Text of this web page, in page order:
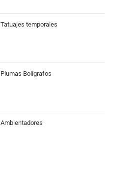
Tatuajes temporales
Plumas Bolígrafos
Ambientadores